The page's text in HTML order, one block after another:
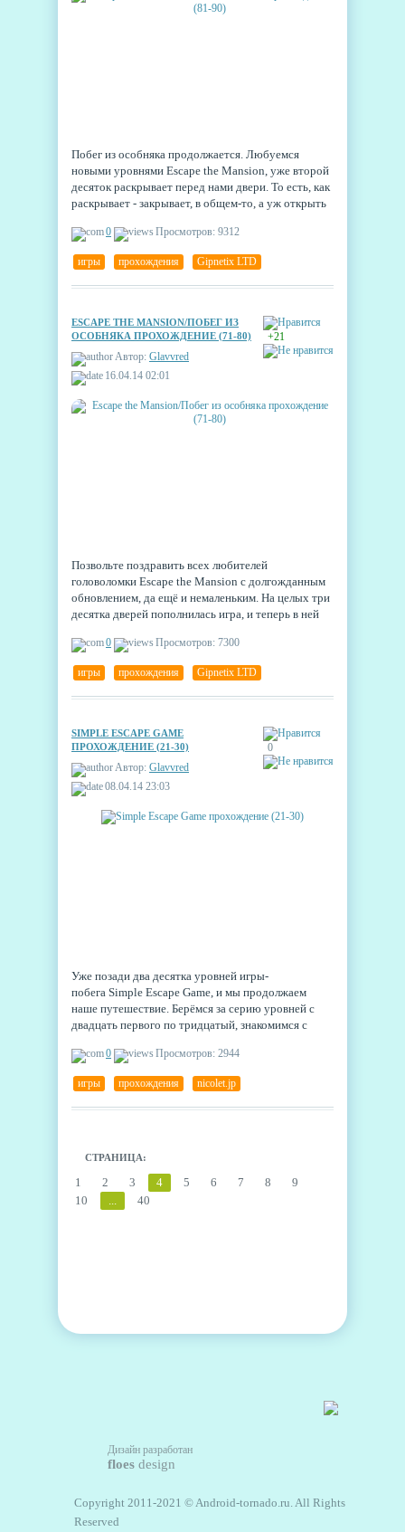
Побег из особняка продолжается. Любуемся
новыми уровнями Escape the Mansion, уже второй
десяток раскрывает перед нами двери. То есть, как
раскрывает - закрывает, в общем-то, а уж открыть
0 Просмотров: 9312
игры прохождения Gipnetix LTD
+21
ESCAPE THE MANSION/ПОБЕГ ИЗ
ОСОБНЯКА ПРОХОЖДЕНИЕ (71-80)
Автор: Glavvred
16.04.14 02:01
Позвольте поздравить всех любителей
головоломки Escape the Mansion с долгожданным
обновлением, да ещё и немаленьким. На целых три
десятка дверей пополнилась игра, и теперь в ней
0 Просмотров: 7300
игры прохождения Gipnetix LTD
0
SIMPLE ESCAPE GAME
ПРОХОЖДЕНИЕ (21-30)
Автор: Glavvred
08.04.14 23:03
Уже позади два десятка уровней игры-
побега Simple Escape Game, и мы продолжаем
наше путешествие. Берёмся за серию уровней с
двадцать первого по тридцатый, знакомимся с
решается очень просто и красиво. Вы готовы?
0 Просмотров: 2944
игры прохождения nicolet.jp
СТРАНИЦА:
1 2 3 4 5 6 7 8
9
10
... 40
Дизайн разработан
floes design
Copyright 2011-2021 © Android-tornado.ru. All Rights
Reserved